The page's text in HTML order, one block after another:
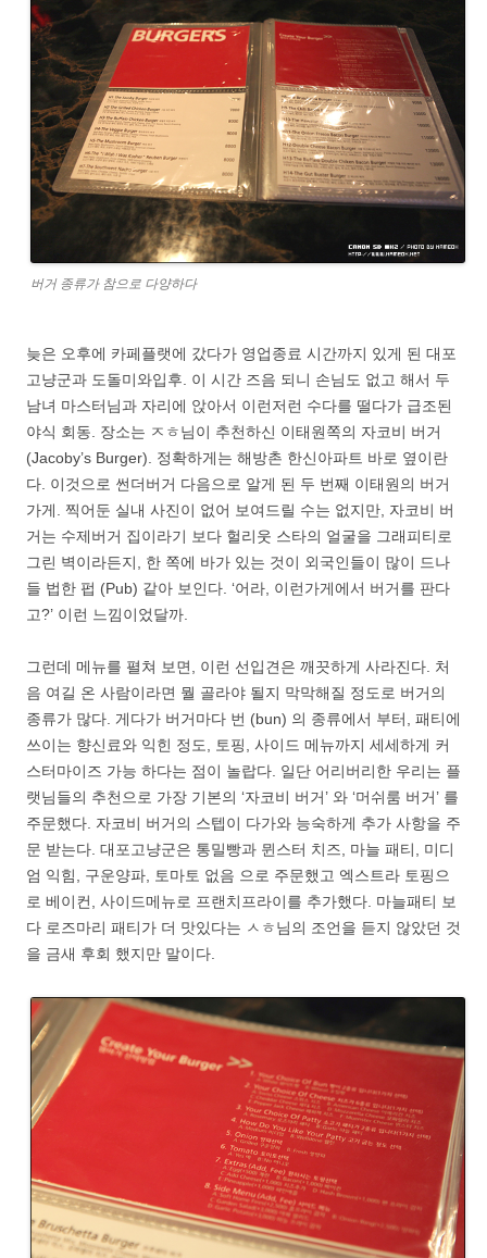
버거 종류가 참으로 다양하다
늦은 오후에 카페플랫에 갔다가 영업종료 시간까지 있게 된 대포
고냥군과 도돌미와입후. 이 시간 즈음 되니 손님도 없고 해서 두
남녀 마스터님과 자리에 앉아서 이런저런 수다를 떨다가 급조된
야식 회동. 장소는 ㅈㅎ님이 추천하신 이태원쪽의 자코비 버거
(Jacoby’s Burger). 정확하게는 해방촌 한신아파트 바로 옆이란
다. 이것으로 썬더버거 다음으로 알게 된 두 번째 이태원의 버거
가게. 찍어둔 실내 사진이 없어 보여드릴 수는 없지만, 자코비 버
거는 수제버거 집이라기 보다 헐리웃 스타의 얼굴을 그래피티로
그린 벽이라든지, 한 쪽에 바가 있는 것이 외국인들이 많이 드나
들 법한 펍 (Pub) 같아 보인다. ‘어라, 이런가게에서 버거를 판다
고?’ 이런 느낌이었달까.
그런데 메뉴를 펼쳐 보면, 이런 선입견은 깨끗하게 사라진다. 처
음 여길 온 사람이라면 뭘 골라야 될지 막막해질 정도로 버거의
종류가 많다. 게다가 버거마다 번 (bun) 의 종류에서 부터, 패티에
쓰이는 향신료와 익힌 정도, 토핑, 사이드 메뉴까지 세세하게 커
스터마이즈 가능 하다는 점이 놀랍다. 일단 어리버리한 우리는 플
랫님들의 추천으로 가장 기본의 ‘자코비 버거’ 와 ‘머쉬룸 버거’ 를
주문했다. 자코비 버거의 스텝이 다가와 능숙하게 추가 사항을 주
문 받는다. 대포고냥군은 통밀빵과 뮌스터 치즈, 마늘 패티, 미디
엄 익힘, 구운양파, 토마토 없음 으로 주문했고 엑스트라 토핑으
로 베이컨, 사이드메뉴로 프랜치프라이를 추가했다. 마늘패티 보
다 로즈마리 패티가 더 맛있다는 ㅅㅎ님의 조언을 듣지 않았던 것
을 금새 후회 했지만 말이다.